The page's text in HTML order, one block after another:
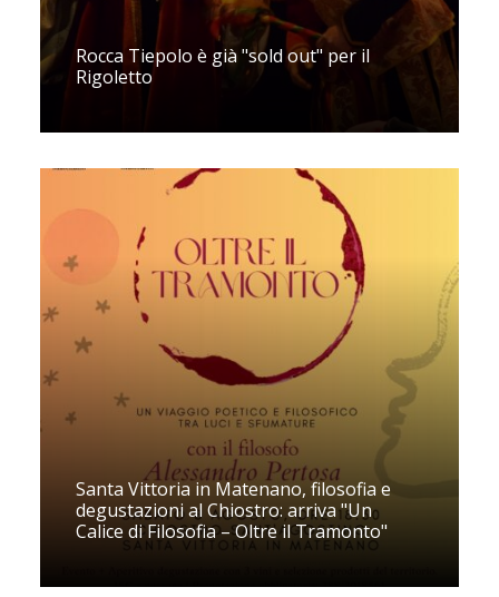
Rocca Tiepolo è già "sold out" per il
Rigoletto
Santa Vittoria in Matenano, filosofia e
degustazioni al Chiostro: arriva "Un
Calice di Filosofia – Oltre il Tramonto"